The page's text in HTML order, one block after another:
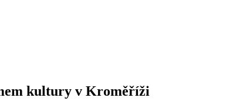
kultury v Kroměříži